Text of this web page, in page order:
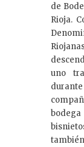
de
Rioja.
uno